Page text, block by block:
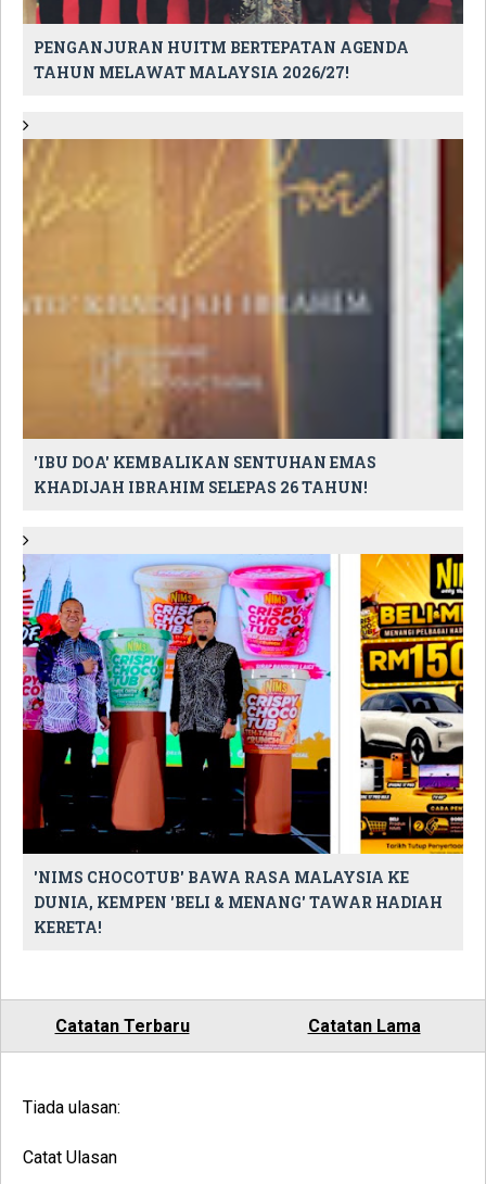
PENGANJURAN HUITM BERTEPATAN AGENDA
TAHUN MELAWAT MALAYSIA 2026/27!
'IBU DOA' KEMBALIKAN SENTUHAN EMAS
KHADIJAH IBRAHIM SELEPAS 26 TAHUN!
'NIMS CHOCOTUB' BAWA RASA MALAYSIA KE
DUNIA, KEMPEN 'BELI & MENANG' TAWAR HADIAH
KERETA!
Catatan Terbaru Catatan Lama
Tiada ulasan:
Catat Ulasan